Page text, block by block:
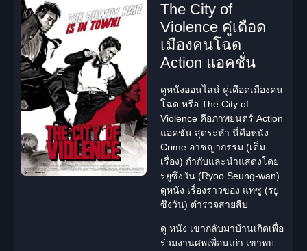
The City of
Violence คู่เดือด
เมืองคนโฉด
Action แอคชั่น
ดูหนังออนไลน์ คู่เดือดเมืองคน
โฉด หรือ The City of
Violence คือภาพยนตร์ Action
แอคชั่น สุดระห่ำ นี่คือหนัง
Crime อาชญากรรม (เต็ม
เรื่อง) กำกับและนำแสดงโดย
รยูซึงวัน (Ryoo Seung-wan)
ดูหนัง เรื่องราวของ แทซู (รยู
ซึงวัน) ตำรวจสายสืบ
ดู หนัง เขากลับมาบ้านเกิดเพื่อ
ร่วมงานศพเพื่อนเก่า เขาพบ